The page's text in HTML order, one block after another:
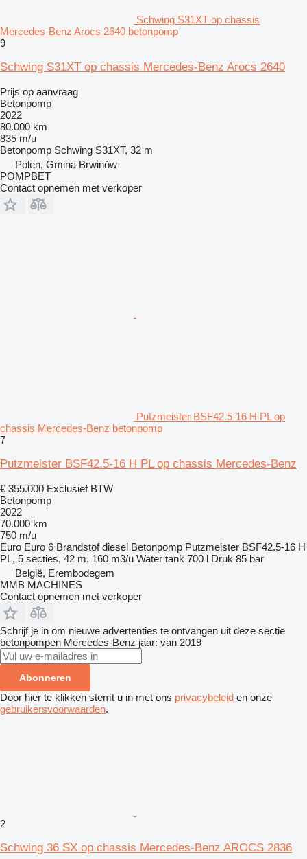
Schwing S31XT op chassis
Mercedes-Benz Arocs 2640 betonpomp
9
Schwing S31XT op chassis Mercedes-Benz Arocs 2640
Prijs op aanvraag
Betonpomp
2022
80.000 km
835 m/u
Betonpomp Schwing S31XT, 32 m
Polen, Gmina Brwinów
POMPBET
Contact opnemen met verkoper
Putzmeister BSF42.5-16 H PL op
chassis Mercedes-Benz betonpomp
7
Putzmeister BSF42.5-16 H PL op chassis Mercedes-Benz
€ 355.000 Exclusief BTW
Betonpomp
2022
70.000 km
750 m/u
Euro Euro 6 Brandstof diesel Betonpomp Putzmeister BSF42.5-16 H
PL, 5 secties, 42 m, 160 m3/u Water tank 700 l Druk 85 bar
België, Erembodegem
MMB MACHINES
Contact opnemen met verkoper
Schrijf je in om nieuwe advertenties te ontvangen uit deze sectie
betonpompen Mercedes-Benz jaar: van 2019
Abonneren
Door hier te klikken stemt u in met ons privacybeleid en onze
gebruikersvoorwaarden.
2
Schwing 36 SX op chassis Mercedes-Benz AROCS 2836